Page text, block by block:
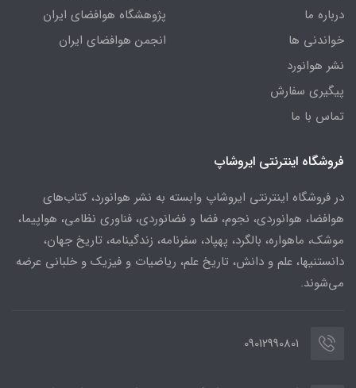
درباره ما
خواندنی ها
نشر هوانورد
پیگیری سفارش
تماس با ما
پژوهشگاه هوافضای ایران
انجمن هوافضای ایران
فروشگاه اینترنتی ایروشاپ
در فروشگاه اینترنتی ایروشاپ وابسته به نشر هوانورد، کتاب‌های
هوافضا، هوانوردی، نجوم، فضا و فضانوردی، فناوری نظامی، هواپیما،
موشک، ماهواره، بالگرد، پهپاد، سفرنامه، زندگینامه، تاریخ جهان،
دانستنیها، علم و دانش، تاریخ علم، ریاضیات و فیزیک و خلبانی عرضه
می‌شوند.
09012990801